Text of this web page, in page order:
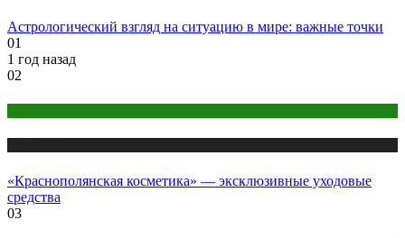
Астрологический взгляд на ситуацию в мире: важные точки
01
1 год назад
02
«Краснополянская косметика» — эксклюзивные уходовые
средства
03